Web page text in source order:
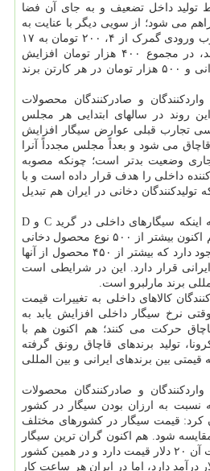
تولید داخل تضعیف و به جای آن فضا
می شود؛ از سویی دیگر با عنایت به
این که مقرر شده نرخ مصوب ورودی گمرک از ۴، ۲۰۰ تومان به ۱۷
هزار و ۵۰۰ تومان تغییر کند، در مجموع ۴۰۰ هزار تومان افزایش
قیمت در هر کارتن برند ایرانی و ۵۰۰ هزار تومان در هر کارتن برند
واردکنندگان و صادرکنندگان محصولات
روند در سالهای ابتدایی هر مجلس
تجارب قبلی عوارض سیگار افزایش
می شود و بعداً مجلس مجدداً آنرا
جاری وضعیت بدتر است؛ چونکه مصوبه
داخلی را هدف قرار داده است و با
تولیدکنندگان دخانی در ایران هم تبدیل
وی در ادامه ضمن اشاره به اینکه سیگارهای داخلی در گرید C و D
قرار دارند، اظهار داشت: هم اکنون بیشتر از ۵۰۰ نوع محصول دخانی
وجود دارد که بیشتر از ۴۵۰ محصول از آنها
قرار دارد. این در شرایطی است
برند مارلبرو است.
کالاهای داخلی به تغییرات قیمت
نرخ سیگار داخلی افزایش یابد به
حرکت می کنند؛ هم اکنون هم با
تولید برندهای قاچاق رونق گرفته
بین برندهای ایرانی و بین المللی
واردکنندگان و صادرکنندگان محصولات
نسبت به ارزان بودن سیگار در کشور
قیمت سیگار در کشورهای مختلف
شود. هم اکنون گران ترین سیگار
در استرالیا است که هر پاکت آن ۲۰ دلار قیمت دارد و در همین کشور
کار حداقل ۲۰ دلار درآمد دارد، اما در ایران هر ساعت کار